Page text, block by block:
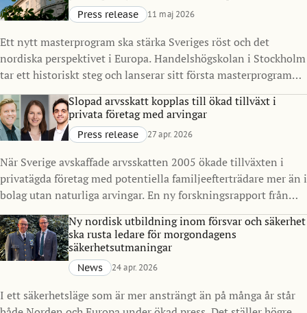
på finans, resiliens och samhällelig stabilitet i en tid präglad
av ökad komplexitet.Press release 11 maj 2026
Ett nytt masterprogram ska stärka Sveriges röst och det
nordiska perspektivet i Europa. Handelshögskolan i Stockholm
tar ett historiskt steg och lanserar sitt första masterprogram
inriktat på offentlig sektor och policy. Master in Public Policy
(MPP), med start 2027, ska utbilda nästa generation
beslutsfattare för att möta komplexa samhällsutmaningar, i
Sverige och internationellt.
Slopad arvsskatt kopplas till ökad tillväxt i
privata företag med arvingar
Press release 27 apr. 2026
När Sverige avskaffade arvsskatten 2005 ökade tillväxten i
privatägda företag med potentiella familjeefterträdare mer än i
bolag utan naturliga arvingar. En ny forskningsrapport från
Handelshögskolan i Stockholm visar också ökade investeringar
och skatteintäkter.Ny nordisk utbildning inom försvar och säkerhet
ska rusta ledare för morgondagens
säkerhetsutmaningar
News 24 apr. 2026
I ett säkerhetsläge som är mer ansträngt än på många år står